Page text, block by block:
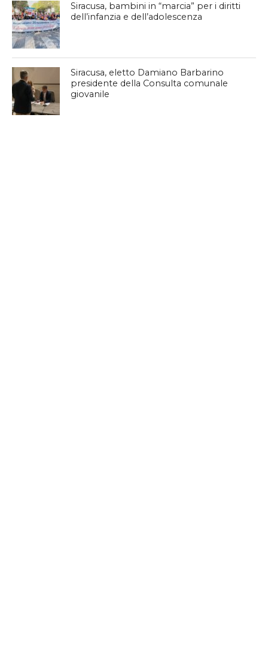
Siracusa, bambini in “marcia” per i diritti
dell’infanzia e dell’adolescenza
Siracusa, eletto Damiano Barbarino
presidente della Consulta comunale
giovanile